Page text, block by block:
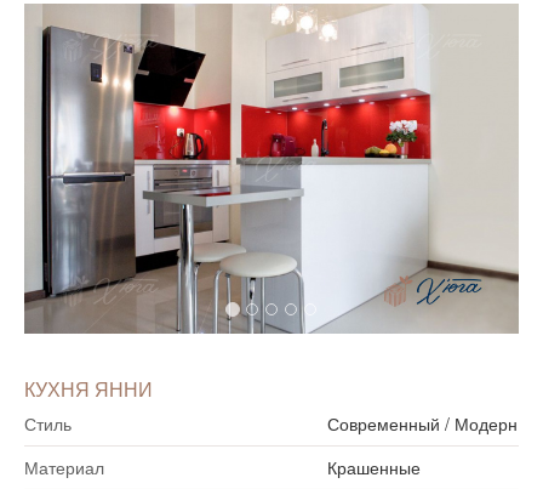
КУХНЯ ЯННИ
Стиль Современный / Модерн
Материал
Крашенные